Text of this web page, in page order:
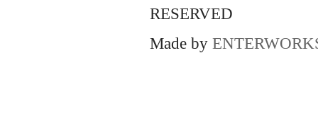
RESERVED
Made by